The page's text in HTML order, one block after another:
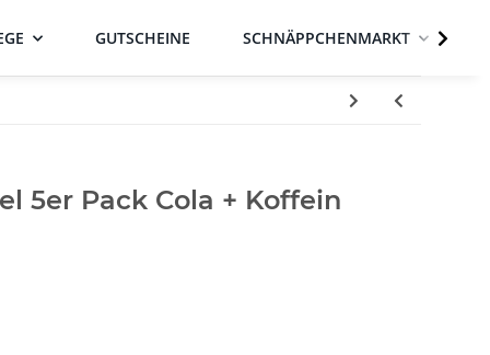
GUTSCHEINE SCHNÄPPCHENMARKT
5er Pack Cola + Koffein